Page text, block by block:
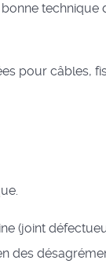
technique
pour câbles,
(joint
des